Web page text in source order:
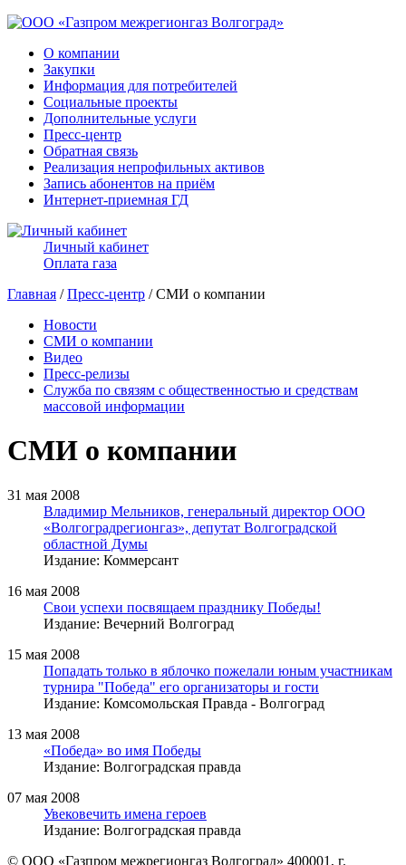
О компании
Закупки
Информация для потребителей
Социальные проекты
Дополнительные услуги
Пресс-центр
Обратная связь
Реализация непрофильных активов
Запись абонентов на приём
Интернет-приемная ГД
Личный кабинет
Оплата газа
Главная /Пресс-центр / СМИ о компании
Новости
СМИ о компании
Видео
Пресс-релизы
Служба по связям с общественностью и средствам
массовой информации
СМИ о компании
31 мая 2008
Владимир Мельников, генеральный директор ООО
«Волгоградрегионгаз», депутат Волгоградской
областной Думы
Издание: Коммерсант
16 мая 2008
Свои успехи посвящаем празднику Победы!
Издание: Вечерний Волгоград
15 мая 2008
Попадать только в яблочко пожелали юным участникам
турнира "Победа" его организаторы и гости
Издание: Комсомольская Правда - Волгоград
13 мая 2008
«Победа» во имя Победы
Издание: Волгоградская правда
07 мая 2008
Увековечить имена героев
Издание: Волгоградская правда
© ООО «Газпром межрегионгаз Волгоград» 400001, г.